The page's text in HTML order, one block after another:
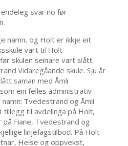
svar no før
namn, og Holt er ikkje eit
vart til Holt
skulen seinare vart slått
Vidaregåande skule. Sju år
saman med Åmli
ein felles administrativ
Tvedestrand og Åmli
tillegg til avdelinga på Holt,
på Fiane, Tvedestrand og
linjefagstilbod. På Holt
Helse og oppvekst,